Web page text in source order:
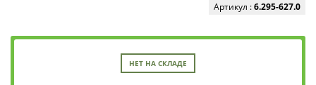
Артикул :6.295-627.0
НЕТ НА СКЛАДЕ